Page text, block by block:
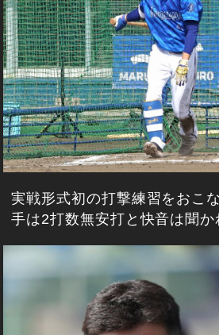
実戦形式初の打撃練習をおこ
手は2打数無安打と快音は聞か